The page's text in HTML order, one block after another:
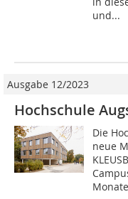
und...
Ausgabe 12/2023
Hochschule
Die
neue